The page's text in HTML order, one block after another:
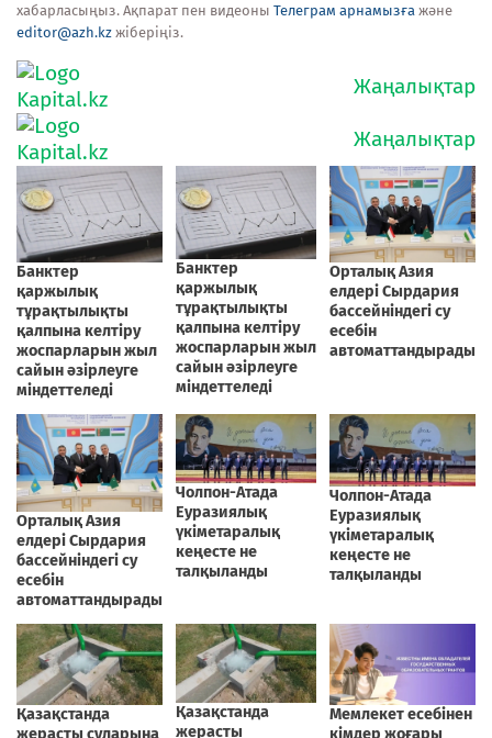
хабарласыңыз. Ақпарат пен видеоны Телеграм арнамызға және
editor@azh.kz жіберіңіз.